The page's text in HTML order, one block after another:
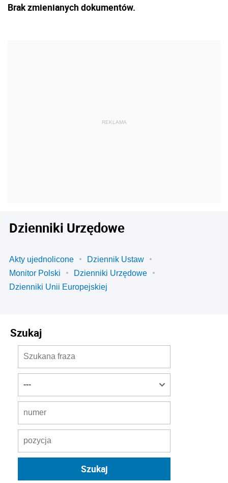
Brak zmienianych dokumentów.
Dzienniki Urzędowe
Akty ujednolicone
Dziennik Ustaw
Monitor Polski
Dzienniki Urzędowe
Dzienniki Unii Europejskiej
Szukaj